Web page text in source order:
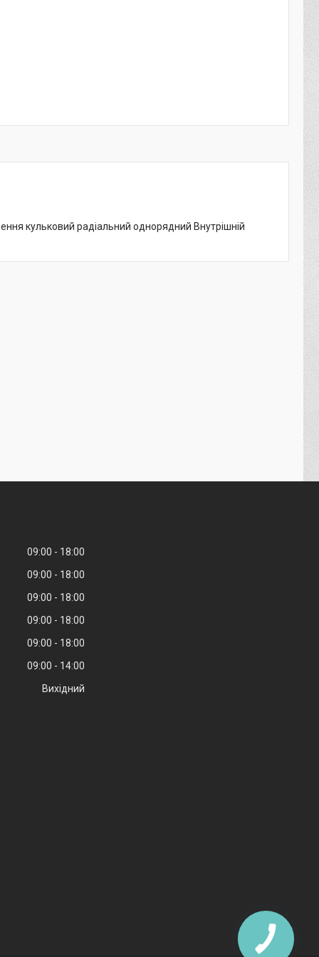
кульковий радіальний однорядний Внутрішній
09:00
18:00
09:00
18:00
09:00
18:00
09:00
18:00
09:00
18:00
09:00
14:00
Вихідний